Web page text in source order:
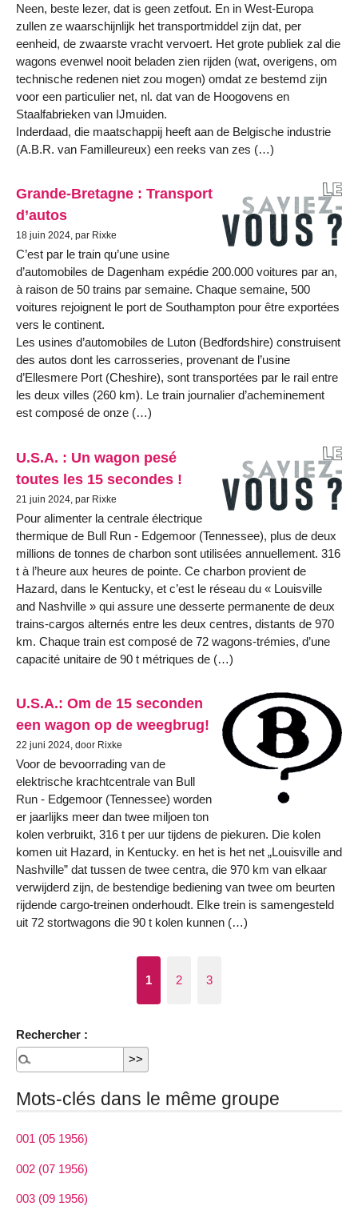
Neen, beste lezer, dat is geen zetfout. En in West-Europa
zullen ze waarschijnlijk het transportmiddel zijn dat, per
eenheid, de zwaarste vracht vervoert. Het grote publiek zal die
wagons evenwel nooit beladen zien rijden (wat, overigens, om
technische redenen niet zou mogen) omdat ze bestemd zijn
voor een particulier net, nl. dat van de Hoogovens en
Staalfabrieken van IJmuiden.
Inderdaad, die maatschappij heeft aan de Belgische industrie
(A.B.R. van Familleureux) een reeks van zes (…)
Grande-Bretagne : Transport
d’autos
18 juin 2024, par Rixke
C’est par le train qu’une usine
d’automobiles de Dagenham expédie 200.000 voitures par an,
à raison de 50 trains par semaine. Chaque semaine, 500
voitures rejoignent le port de Southampton pour être exportées
vers le continent.
Les usines d’automobiles de Luton (Bedfordshire) construisent
des autos dont les carrosseries, provenant de l’usine
d’Ellesmere Port (Cheshire), sont transportées par le rail entre
les deux villes (260 km). Le train journalier d’acheminement
est composé de onze (…)
U.S.A. : Un wagon pesé
toutes les 15 secondes !
21 juin 2024, par Rixke
Pour alimenter la centrale électrique
thermique de Bull Run - Edgemoor (Tennessee), plus de deux
millions de tonnes de charbon sont utilisées annuellement. 316
t à l’heure aux heures de pointe. Ce charbon provient de
Hazard, dans le Kentucky, et c’est le réseau du « Louisville
and Nashville » qui assure une desserte permanente de deux
trains-cargos alternés entre les deux centres, distants de 970
km. Chaque train est composé de 72 wagons-trémies, d’une
capacité unitaire de 90 t métriques de (…)
U.S.A.: Om de 15 seconden
een wagon op de weegbrug!
22 juni 2024, door Rixke
Voor de bevoorrading van de
elektrische krachtcentrale van Bull
Run - Edgemoor (Tennessee) worden
er jaarlijks meer dan twee miljoen ton
kolen verbruikt, 316 t per uur tijdens de piekuren. Die kolen
komen uit Hazard, in Kentucky. en het is het net „Louisville and
Nashville” dat tussen de twee centra, die 970 km van elkaar
verwijderd zijn, de bestendige bediening van twee om beurten
rijdende cargo-treinen onderhoudt. Elke trein is samengesteld
uit 72 stortwagons die 90 t kolen kunnen (…)
1 2 3
Rechercher :
Mots-clés dans le même groupe
001 (05 1956)
002 (07 1956)
003 (09 1956)